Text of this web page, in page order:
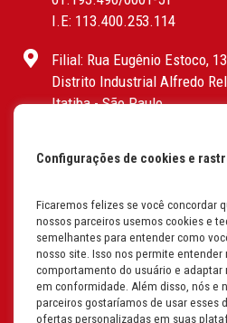
I.E: 113.400.253.114
Filial: Rua Eugênio Estoco,
Distrito Industrial Alfredo
Itatiba - São Paulo
I.E: 382.096.357.1147
Filial: Av. Odila Chaves
1277
Parque industrial RM -
Therapark - Jundiaí - São
CEP: 13.213-087 | CNPJ:
61.193.496/0018-08
Configurações de cookies e
Ficaremos felizes se você concordar
nossos parceiros usemos cookies e
semelhantes para entender como
nosso site. Isso nos permite entender
comportamento do usuário e adaptar
em conformidade. Além disso, nós e
parceiros gostaríamos de usar esses
ofertas personalizadas em suas